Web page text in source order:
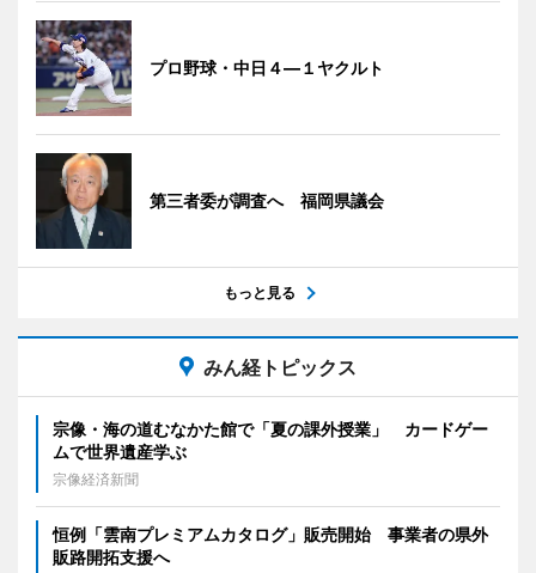
プロ野球・中日４―１ヤクルト
第三者委が調査へ 福岡県議会
もっと見る
みん経トピックス
宗像・海の道むなかた館で「夏の課外授業」 カードゲー
ムで世界遺産学ぶ
宗像経済新聞
恒例「雲南プレミアムカタログ」販売開始 事業者の県外
販路開拓支援へ